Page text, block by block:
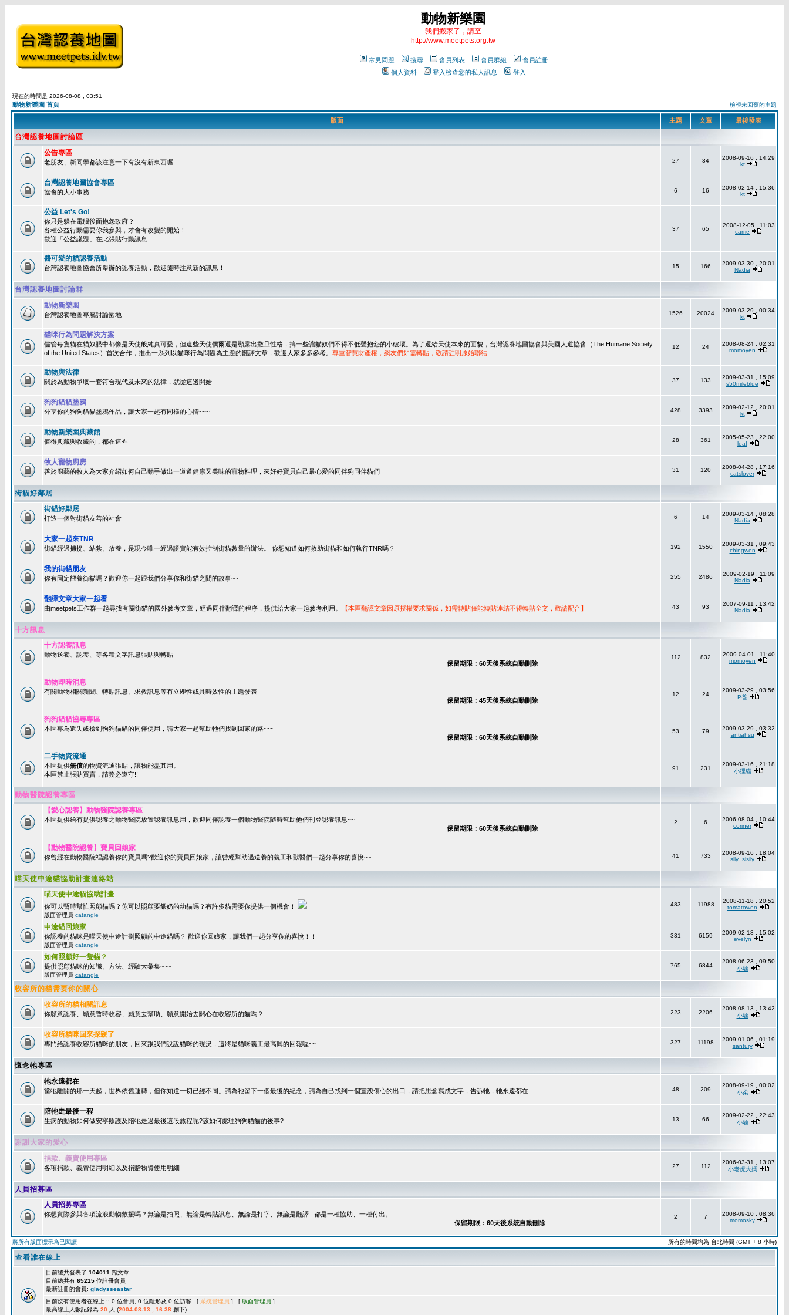
動物新樂園
我們搬家了，請至
http://www.meetpets.org.tw
常見問題 搜尋 會員列表 會員群組
會員註冊
個人資料
登入檢查您的私人訊息 登入
現在的時間是 2026-08-08 , 03:51
動物新樂園 首頁 檢視未回覆的主題
版面 主題 文章 最後發表
台灣認養地圖討論區
公告專區
老朋友、新同學都該注意一下有沒有新東西喔 27 34
2008-09-16 , 14:29
kt
台灣認養地圖協會專區
協會的大小事務 6 16
2008-02-14 , 15:36
kt
公益 Let's Go!
你只是躲在電腦後面抱怨政府？
各種公益行動需要你我參與，才會有改變的開始！
歡迎「公益議題」在此張貼行動訊息
37 65
2008-12-05 , 11:03
carrie
醬可愛的貓認養活動
台灣認養地圖協會所舉辦的認養活動，歡迎隨時注意新的訊息！ 15 166
2009-03-30 , 20:01
Nadia
台灣認養地圖討論群
動物新樂園
台灣認養地圖專屬討論園地 1526 20024
2009-03-29 , 00:34
kt
貓咪行為問題解決方案
儘管每隻貓在貓奴眼中都像是天使般純真可愛，但這些天使偶爾還是顯露出撒旦性格，搞一些讓貓奴們不得不低聲抱怨的小破壞。為了還給天使本來的面貌，台灣認養地圖協會與美國人道協會（The Humane Society
of the United States）首次合作，推出一系列以貓咪行為問題為主題的翻譯文章，歡迎大家多多參考。 尊重智慧財產權，網友們如需轉貼，敬請註明原始聯結
12 24
2008-08-24 , 02:31
momoyen
動物與法律
關於為動物爭取一套符合現代及未來的法律，就從這邊開始 37 133
2009-03-31 , 15:09
s50mileblue
狗狗貓貓塗鴉
分享你的狗狗貓貓塗鴉作品，讓大家一起有同樣的心情~~~ 428 3393
2009-02-12 , 20:01
kt
動物新樂園典藏館
值得典藏與收藏的，都在這裡 28 361
2005-05-23 , 22:00
leaf
牧人寵物廚房
善於廚藝的牧人為大家介紹如何自己動手做出一道道健康又美味的寵物料理，來好好寶貝自己最心愛的同伴狗同伴貓們 31 120
2008-04-28 , 17:16
catslover
街貓好鄰居
街貓好鄰居
打造一個對街貓友善的社會 6 14
2009-03-14 , 08:28
Nadia
大家一起來TNR
街貓經過捕捉、結紮、放養，是現今唯一經過證實能有效控制街貓數量的辦法。 你想知道如何救助街貓和如何執行TNR嗎？ 192 1550
2009-03-31 , 09:43
chingwen
我的街貓朋友
你有固定餵養街貓嗎？歡迎你一起跟我們分享你和街貓之間的故事~~ 255 2486
2009-02-19 , 11:09
Nadia
翻譯文章大家一起看
由meetpets工作群一起尋找有關街貓的國外參考文章，經過同伴翻譯的程序，提供給大家一起參考利用。 【本區翻譯文章因原授權要求關係，如需轉貼僅能轉貼連結不得轉貼全文，敬請配合】 43 93
2007-09-11 , 13:42
Nadia
十方訊息
十方認養訊息
動物送養、認養、等各種文字訊息張貼與轉貼
保留期限：60天後系統自動刪除
112 832
2009-04-01 , 11:40
momoyen
動物即時消息
有關動物相關新聞、轉貼訊息、求救訊息等有立即性或具時效性的主題發表
保留期限：45天後系統自動刪除
12 24
2009-03-29 , 03:56
P爸
狗狗貓貓協尋專區
本區專為遺失或檢到狗狗貓貓的同伴使用，請大家一起幫助牠們找到回家的路~~~
保留期限：60天後系統自動刪除
53 79
2009-03-29 , 03:32
antiahsu
二手物資流通
本區提供無償的物資流通張貼，讓物能盡其用。
本區禁止張貼買賣，請務必遵守!!
91 231
2009-03-16 , 21:18
小狸貓
動物醫院認養專區
【愛心認養】動物醫院認養專區
本區提供給有提供認養之動物醫院放置認養訊息用，歡迎同伴認養一個動物醫院隨時幫助他們刊登認養訊息~~
保留期限：60天後系統自動刪除
2 6
2006-08-04 , 10:44
coriner
【動物醫院認養】寶貝回娘家
你曾經在動物醫院裡認養你的寶貝嗎?歡迎你的寶貝回娘家，讓曾經幫助過送養的義工和獸醫們一起分享你的喜悅~~ 41 733
2008-09-16 , 18:04
sily_sisily
喵天使中途貓協助計畫連絡站
喵天使中途貓協助計畫
你可以暫時幫忙照顧貓嗎？你可以照顧要餵奶的幼貓嗎？有許多貓需要你提供一個機會！
版面管理員 catangle
483 11988
2008-11-18 , 20:52
tomatowen
中途貓回娘家
你認養的貓咪是喵天使中途計劃照顧的中途貓嗎？ 歡迎你回娘家，讓我們一起分享你的喜悅！！
版面管理員 catangle
331 6159
2009-02-18 , 15:02
evelyn
如何照顧好一隻貓？
提供照顧貓咪的知識、方法、經驗大彙集~~~
版面管理員 catangle
765 6844
2008-06-23 , 09:50
小騷
收容所的貓需要你的關心
收容所的貓相關訊息
你願意認養、願意暫時收容、願意去幫助、願意開始去關心在收容所的貓嗎？ 223 2206
2008-08-13 , 13:42
小騷
收容所貓咪回來探親了
專門給認養收容所貓咪的朋友，回來跟我們說說貓咪的現況，這將是貓咪義工最高興的回報喔~~ 327 11198
2009-01-06 , 01:19
santury
懷念牠專區
牠永遠都在
當牠離開的那一天起，世界依舊運轉，但你知道一切已經不同。請為牠留下一個最後的紀念，請為自己找到一個宣洩傷心的出口，請把思念寫成文字，告訴牠，牠永遠都在..... 48 209
2008-09-19 , 00:02
小柔
陪牠走最後一程
生病的動物如何做安寧照護及陪牠走過最後這段旅程呢?該如何處理狗狗貓貓的後事? 13 66
2009-02-22 , 22:43
小騷
謝謝大家的愛心
捐款、義賣使用專區
各項捐款、義賣使用明細以及捐贈物資使用明細 27 112
2006-03-31 , 13:07
小老虎大媽
人員招募區
人員招募專區
你想實際參與各項流浪動物救援嗎？無論是拍照、無論是轉貼訊息、無論是打字、無論是翻譯...都是一種協助、一種付出。
保留期限：60天後系統自動刪除
2 7
2008-09-10 , 08:36
momosky
將所有版面標示為已閱讀 所有的時間均為 台北時間 (GMT + 8 小時)
查看誰在線上
目前總共發表了 104011 篇文章
目前總共有 65215 位註冊會員
最新註冊的會員: gladysseastar
目前沒有使用者在線上 :: 0 位會員, 0 位隱形及 0 位訪客 [ 系統管理員 ] [ 版面管理員 ]
最高線上人數記錄為 20 人 (2004-08-13 , 16:38 創下)